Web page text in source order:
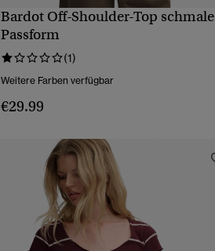
SCHNELLANSICHT
Bardot Off-Shoulder-Top schmale
Passform
(1)
Weitere Farben verfügbar
€29.99